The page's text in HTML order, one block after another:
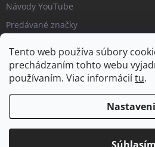
Tento web používa súbory
prechádzaním tohto webu
používaním. Viac informáciítu.
Návody YouTube
Predávané značky
Copyright 2026PIPL.SK. Všetky práva
cookies